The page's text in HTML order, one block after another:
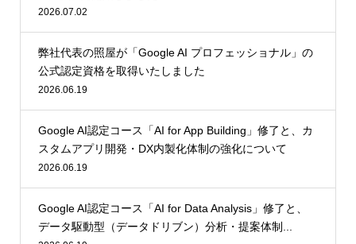
2026.07.02
弊社代表の照屋が「Google AI プロフェッショナル」の
公式認定資格を取得いたしました
2026.06.19
Google AI認定コース「AI for App Building」修了と、カ
スタムアプリ開発・DX内製化体制の強化について
2026.06.19
Google AI認定コース「AI for Data Analysis」修了と、
データ駆動型（データドリブン）分析・提案体制...